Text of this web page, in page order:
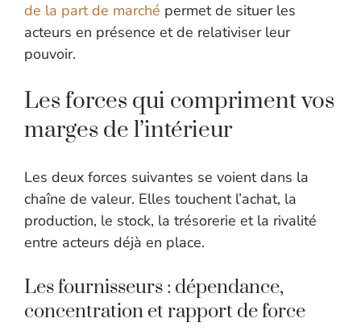
de la part de marché permet de situer les
acteurs en présence et de relativiser leur
pouvoir.
Les forces qui compriment vos
marges de l’intérieur
Les deux forces suivantes se voient dans la
chaîne de valeur. Elles touchent l’achat, la
production, le stock, la trésorerie et la rivalité
entre acteurs déjà en place.
Les fournisseurs : dépendance,
concentration et rapport de force